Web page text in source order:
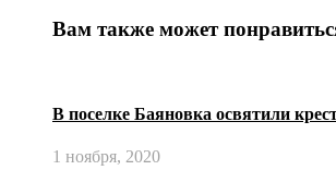
Вам также может
В поселке Баяновка освятили
1 ноября, 2020